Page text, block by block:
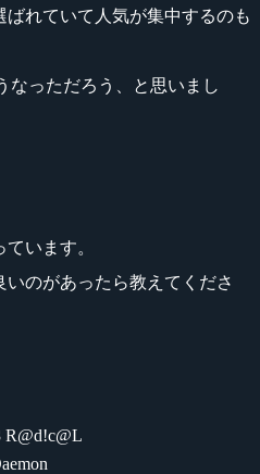
れていて人気が集中するのも
なっただろう、と思いまし
います。
のがあったら教えてくださ
R@d!c@L